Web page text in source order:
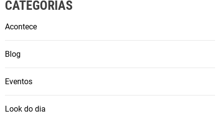
CATEGORIAS
Acontece
Blog
Eventos
Look do dia